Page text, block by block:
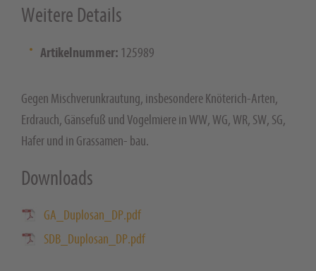
Weitere Details
Artikelnummer: 125989
Gegen Mischverunkrautung, insbesondere Knöterich-Arten,
Erdrauch, Gänsefuß und Vogelmiere in WW, WG, WR, SW, SG,
Hafer und in Grassamen- bau.
Downloads
GA_Duplosan_DP.pdf
SDB_Duplosan_DP.pdf